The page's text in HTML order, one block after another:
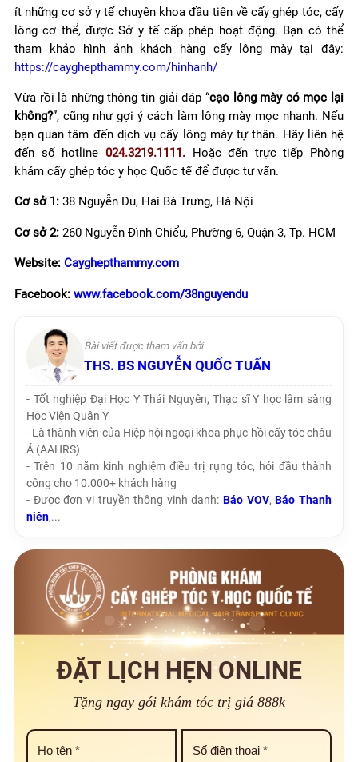
ít những cơ sở y tế chuyên khoa đầu tiên về cấy ghép tóc, cấy
lông cơ thể, được Sở y tế cấp phép hoạt động. Bạn có thể
tham khảo hình ảnh khách hàng cấy lông mày tại đây:
https://cayghepthammy.com/hinhanh/
Vừa rồi là những thông tin giải đáp “cạo lông mày có mọc lại
không?”, cũng như gợi ý cách làm lông mày mọc nhanh. Nếu
bạn quan tâm đến dịch vụ cấy lông mày tự thân. Hãy liên hệ
đến số hotline 024.3219.1111. Hoặc đến trực tiếp Phòng
khám cấy ghép tóc y học Quốc tế để được tư vấn.
Cơ sở 1: 38 Nguyễn Du, Hai Bà Trưng, Hà Nội
Cơ sở 2: 260 Nguyễn Đình Chiểu, Phường 6, Quận 3, Tp. HCM
Website: Cayghepthammy.com
Facebook: www.facebook.com/38nguyendu
Bài viết được tham vấn bởi
THS. BS NGUYỄN QUỐC TUẤN
- Tốt nghiệp Đại Học Y Thái Nguyên, Thạc sĩ Y học lâm sàng
Học Viện Quân Y
- Là thành viên của Hiệp hội ngoại khoa phục hồi cấy tóc châu
Á (AAHRS)
- Trên 10 năm kinh nghiệm điều trị rụng tóc, hói đầu thành
công cho 10.000+ khách hàng
- Được đơn vị truyền thông vinh danh:Báo VOV,Báo Thanh
niên,...
ĐẶT LỊCH HẸN ONLINE
Tặng ngay gói khám tóc trị giá 888k